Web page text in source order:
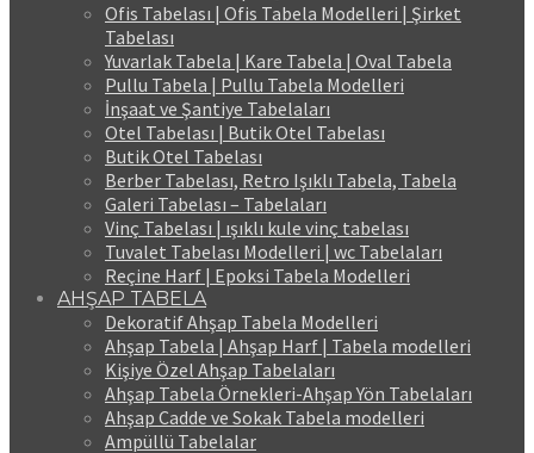
Ofis Tabelası | Ofis Tabela Modelleri | Şirket
Tabelası
Yuvarlak Tabela | Kare Tabela | Oval Tabela
Pullu Tabela | Pullu Tabela Modelleri
İnşaat ve Şantiye Tabelaları
Otel Tabelası | Butik Otel Tabelası
Butik Otel Tabelası
Berber Tabelası, Retro Işıklı Tabela, Tabela
Galeri Tabelası – Tabelaları
Vinç Tabelası | ışıklı kule vinç tabelası
Tuvalet Tabelası Modelleri | wc Tabelaları
Reçine Harf | Epoksi Tabela Modelleri
AHŞAP TABELA
Dekoratif Ahşap Tabela Modelleri
Ahşap Tabela | Ahşap Harf | Tabela modelleri
Kişiye Özel Ahşap Tabelaları
Ahşap Tabela Örnekleri-Ahşap Yön Tabelaları
Ahşap Cadde ve Sokak Tabela modelleri
Ampüllü Tabelalar